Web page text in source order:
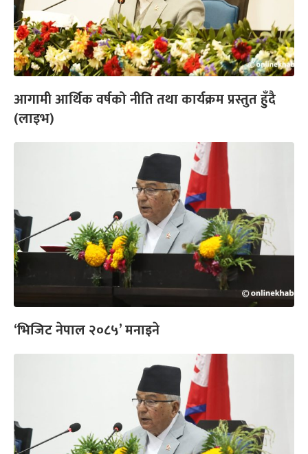
आगामी आर्थिक वर्षको नीति तथा कार्यक्रम प्रस्तुत हुँदै
(लाइभ)
‘भिजिट नेपाल २०८५’ मनाइने